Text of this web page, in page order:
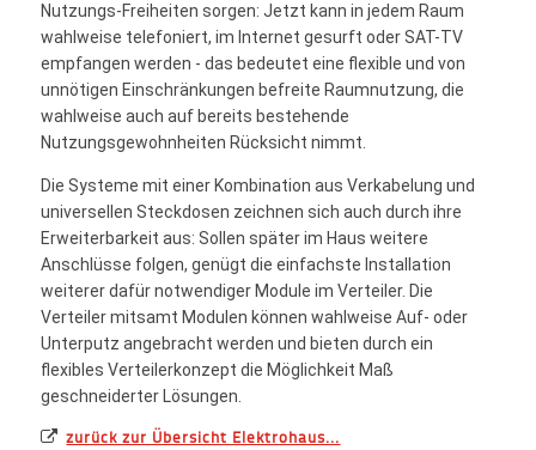
Nutzungs-Freiheiten sorgen: Jetzt kann in jedem Raum
wahlweise telefoniert, im Internet gesurft oder SAT-TV
empfangen werden - das bedeutet eine flexible und von
unnötigen Einschränkungen befreite Raumnutzung, die
wahlweise auch auf bereits bestehende
Nutzungsgewohnheiten Rücksicht nimmt.
Die Systeme mit einer Kombination aus Verkabelung und
universellen Steckdosen zeichnen sich auch durch ihre
Erweiterbarkeit aus: Sollen später im Haus weitere
Anschlüsse folgen, genügt die einfachste Installation
weiterer dafür notwendiger Module im Verteiler. Die
Verteiler mitsamt Modulen können wahlweise Auf- oder
Unterputz angebracht werden und bieten durch ein
flexibles Verteilerkonzept die Möglichkeit Maß
geschneiderter Lösungen.
zurück zur Übersicht Elektrohaus...